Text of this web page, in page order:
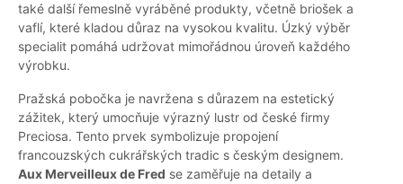
také další řemeslně vyráběné produkty, včetně briošek a
vaflí, které kladou důraz na vysokou kvalitu. Úzký výběr
specialit pomáhá udržovat mimořádnou úroveň každého
výrobku.
Pražská pobočka je navržena s důrazem na estetický
zážitek, který umocňuje výrazný lustr od české firmy
Preciosa. Tento prvek symbolizuje propojení
francouzských cukrářských tradic s českým designem.
Aux Merveilleux de Fred se zaměřuje na detaily a